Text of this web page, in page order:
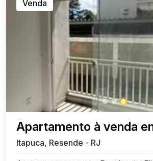
Venda
Apartamento à venda
Itapuca, Resende - RJ